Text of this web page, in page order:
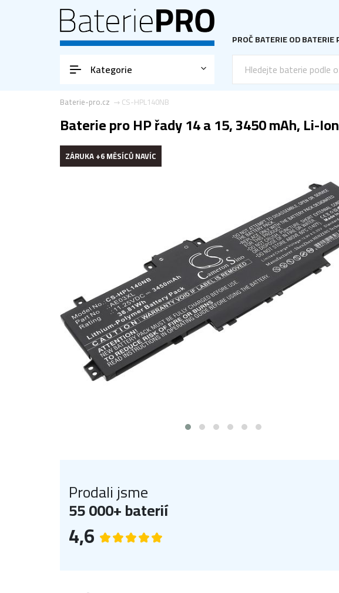
PROČ BATERIE OD BATERIE
Kategorie
CS-HPL140NB
Baterie-pro.cz
Baterie pro HP řady 14 a 15, 3450 mAh, Li-Ion
ZÁRUKA +6 MĚSÍCŮ NAVÍC
Prodali jsme
55 000+ baterií
4,6